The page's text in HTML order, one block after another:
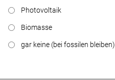
Photovoltaik
Biomasse
gar keine (bei fossilen bleiben)